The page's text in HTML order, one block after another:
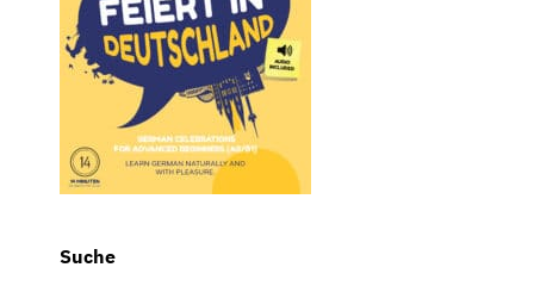
Suche